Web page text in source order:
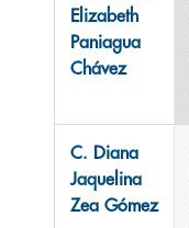
Elizabeth
Paniagua
Chávez
C. Diana
Jaquelina
Zea Gómez